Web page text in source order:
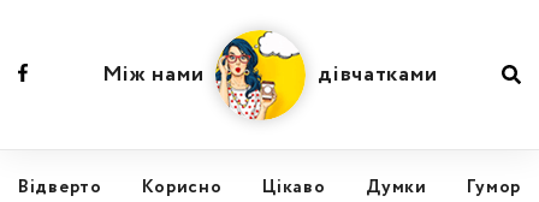
Відвертo Корисно Цікаво Думки Гумор
Між нами дівчатками